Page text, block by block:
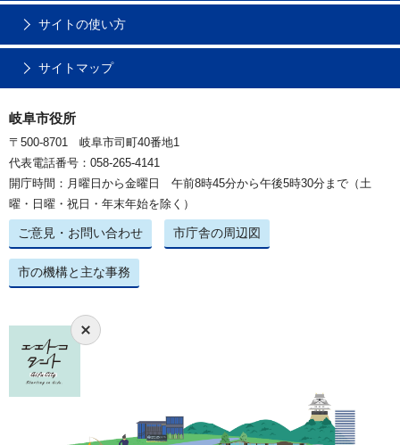
サイトの使い方
サイトマップ
岐阜市役所
〒500-8701 岐阜市司町40番地1
代表電話番号：058-265-4141
開庁時間：月曜日から金曜日 午前8時45分から午後5時30分まで（土
曜・日曜・祝日・年末年始を除く）
ご意見・お問い合わせ 市庁舎の周辺図
市の機構と主な事務